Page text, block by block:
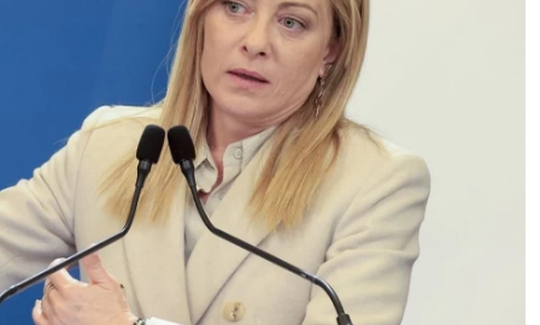
Σε κανονικούς ρυθμούς οι
κρατήσεις στα ξενοδοχεία – Τι
λένε ΣΤΕΚ και ΠΑΣΥΞΕ για το
2027
Κόσμος
Γιεν-δολάριο: Το επίπεδο που
αποτελεί το νέο κριτήριο της
πορείας του ιαπωνικού νομίσματος
Τουρισμός